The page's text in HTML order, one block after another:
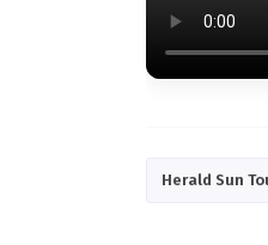
Herald Sun